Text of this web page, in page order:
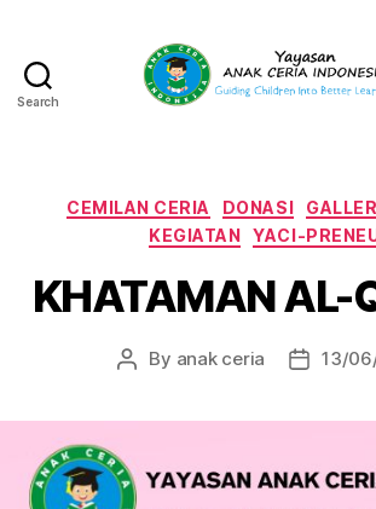
Search
Indonesia
Categories
CEMILAN CERIA DONASI
KEGIATAN
YACI-
KHATAMAN AL-
Post
By anak ceria
Post13/